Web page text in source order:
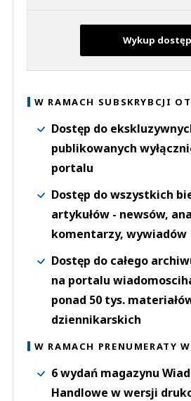
Wykup dostęp
W RAMACH SUBSKRYBCJI
Dostęp do
publikowanych
portalu
Dostęp do wszystkich
artykułów - newsów,
komentarzy, wywiadów
Dostęp do całego
na portalu
ponad 50 tys.
dziennikarskich
W RAMACH PRENUMERATY
6 wydań magazynu
Handlowe w wersji